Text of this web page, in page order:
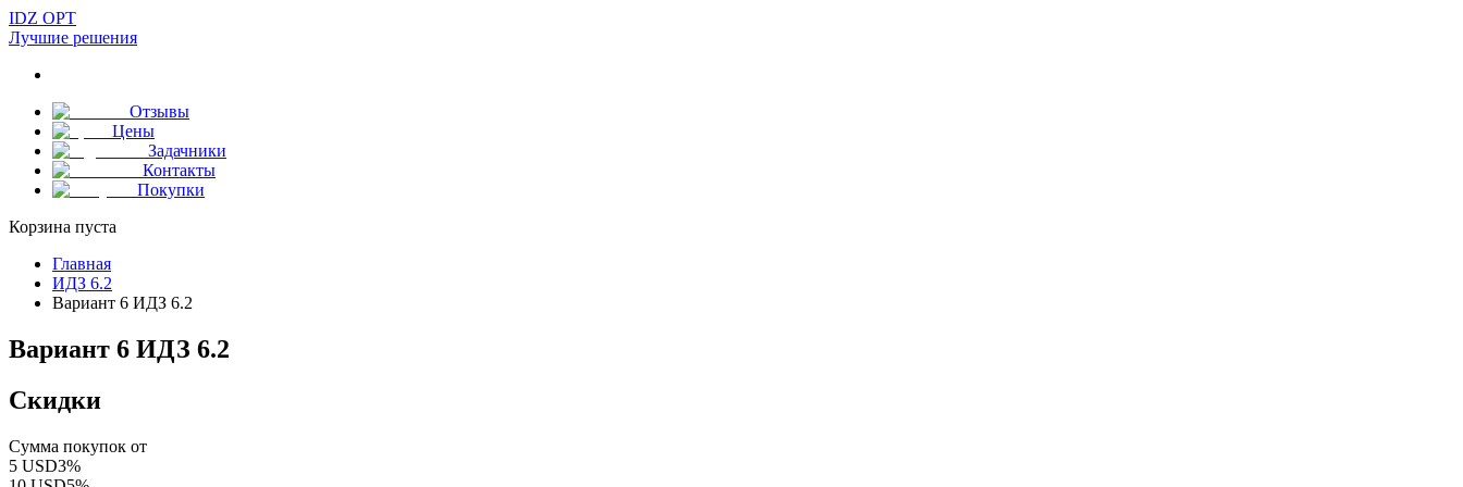
IDZ OPT
Лучшие решения
Отзывы
Цены
Задачники
Контакты
Покупки
Корзина пуста
Главная
ИДЗ 6.2
Вариант 6 ИДЗ 6.2
Вариант 6 ИДЗ 6.2
Скидки
Сумма покупок от
5 USD3%